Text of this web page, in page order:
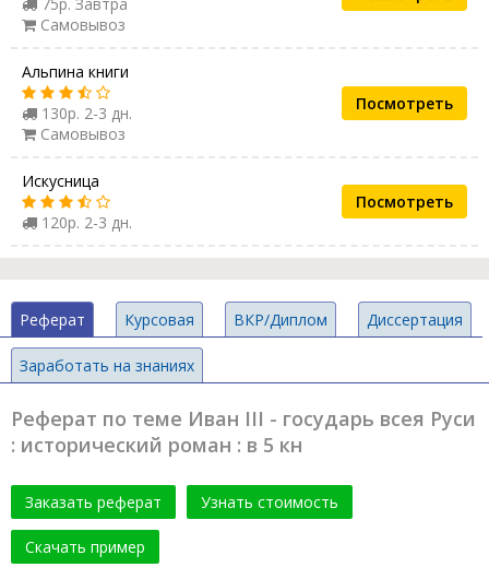
75р. Завтра
Самовывоз
Альпина книги
130р. 2-3 дн.
Самовывоз
Посмотреть
Искусница
120р. 2-3 дн.
Посмотреть
Реферат Курсовая ВКР/Диплом Диссертация
Заработать на знаниях
Реферат по теме Иван III - государь всея Руси
: исторический роман : в 5 кн
Заказать реферат Узнать стоимость
Скачать пример